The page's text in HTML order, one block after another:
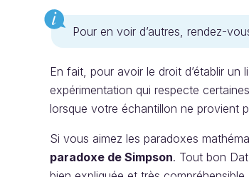
Pour en voir d’autres, rendez-
En fait, pour avoir le droit d’établir
expérimentation qui respecte certaines
lorsque votre échantillon ne provient
Si vous aimez les paradoxes
paradoxe de Simpson. Tout bon